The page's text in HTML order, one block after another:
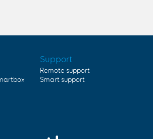
Support
Remote support
Smart support